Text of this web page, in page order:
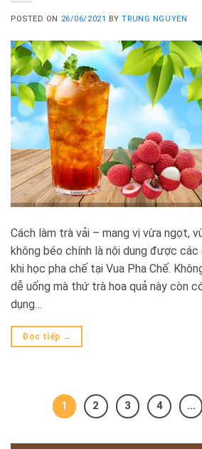
POSTED ON 26/06/2021 BYTRUNG NGUYEN
Cách làm trà vải – mang vị vừa ngọt,
không béo chính là nội dung được các
khi học pha chế tại Vua Pha Chế.
dễ uống mà thứ trà hoa quả này còn
dụng…
Đọc tiếp →
1 2 3 4 …